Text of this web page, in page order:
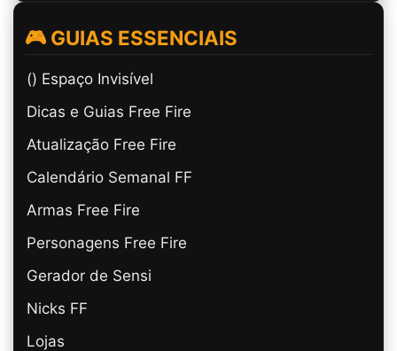
🎮 GUIAS ESSENCIAIS
(ㅤ) Espaço Invisível
Dicas e Guias Free Fire
Atualização Free Fire
Calendário Semanal FF
Armas Free Fire
Personagens Free Fire
Gerador de Sensi
Nicks FF
Lojas